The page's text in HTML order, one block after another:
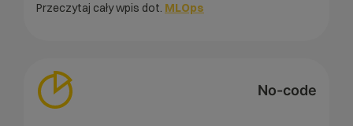
Przeczytaj cały wpis dot. MLOps
No-code